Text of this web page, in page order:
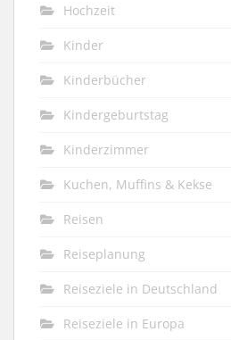
Hochzeit
Kinder
Kinderbücher
Kindergeburtstag
Kinderzimmer
Kuchen, Muffins & Kekse
Reisen
Reiseplanung
Reiseziele in Deutschland
Reiseziele in Europa